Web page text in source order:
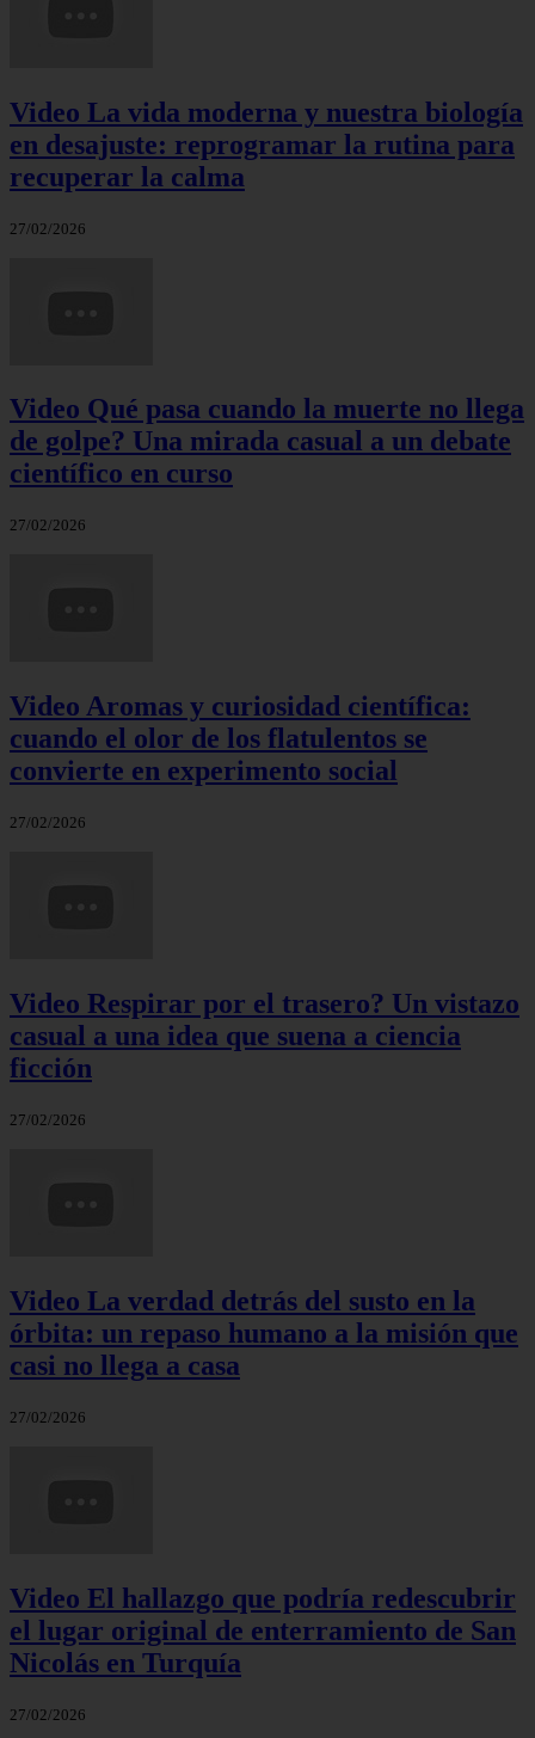
Video La vida moderna y nuestra biología
en desajuste: reprogramar la rutina para
recuperar la calma
27/02/2026
Video Qué pasa cuando la muerte no llega
de golpe? Una mirada casual a un debate
científico en curso
27/02/2026
Video Aromas y curiosidad científica:
cuando el olor de los flatulentos se
convierte en experimento social
27/02/2026
Video Respirar por el trasero? Un vistazo
casual a una idea que suena a ciencia
ficción
27/02/2026
Video La verdad detrás del susto en la
órbita: un repaso humano a la misión que
casi no llega a casa
27/02/2026
Video El hallazgo que podría redescubrir
el lugar original de enterramiento de San
Nicolás en Turquía
27/02/2026